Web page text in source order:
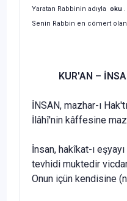
Yaratan Rabbinin adıyla oku
Senin Rabbin en cömert
KUR'AN –
İNSAN, mazhar-ı
İlâhî'nin kâffesine
İnsan, hakîkat-ı
tevhidi muk­tedir
Onun içün kendisine